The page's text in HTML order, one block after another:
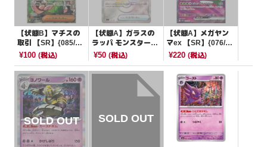
【状態B】マチスの
取引 【SR】{085/06
3}[M1L]
¥100 (税込)
【状態A】ガラスの
ラッパ モンスターボ
ールミラー【-】{14
¥50(税込)
【状態A】メガヤン
マex 【SR】{076/06
3}[SV9a]
¥220 (税込)